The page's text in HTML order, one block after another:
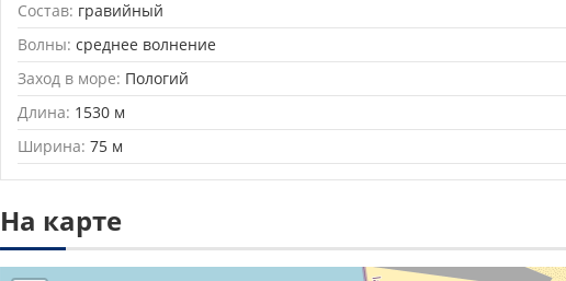
Состав: гравийный
Волны: среднее волнение
Заход в море: Пологий
Длина: 1530 м
Ширина: 75 м
На карте